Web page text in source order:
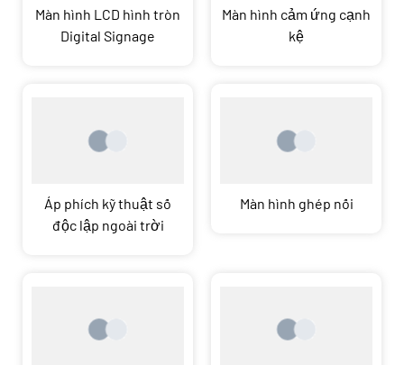
Màn hình LCD hình tròn
Digital Signage
Màn hình cảm ứng cạnh
kệ
Áp phích kỹ thuật số
độc lập ngoài trời
Màn hình ghép nối